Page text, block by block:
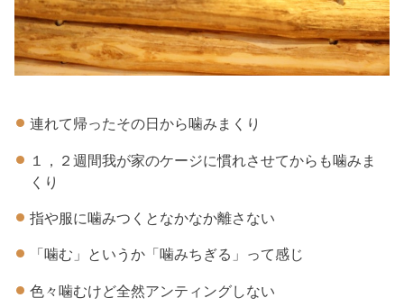
連れて帰ったその日から噛みまくり
１，２週間我が家のケージに慣れさせてからも噛みま
くり
指や服に噛みつくとなかなか離さない
「噛む」というか「噛みちぎる」って感じ
色々噛むけど全然アンティングしない